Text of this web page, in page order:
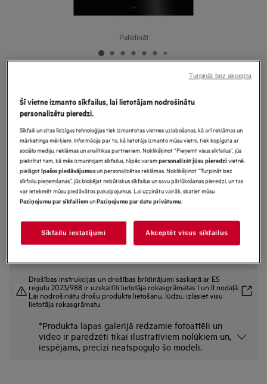
Palielināt
SurroundCook with SteamBake
5000.sērijas Iebūvējama
cepeškrāsns
Ražojuma informācijas lapa
Priekšrocības
5000.sērijas „SurroundCook®“ cepeškrāsns ar „SteamBake“ funkciju
optimālai gatavošanai.
Kontrolējiet un pielāgojiet cepeškrāsns funkcijas ar „EXPlore“ displeju.
Drošības instrukcijas un drošības brīdinājumi saskaņā ar ES
regulu 2023/988 ir uzskaitīti lietotāja rokasgrāmatas I un II nodaļā.
Lai nodrošinātu drošu produkta lietošanu, lūdzu, izlasiet visu
lietotāja rokasgrāmatu.
*Produkta lapas galerijā redzamie fotoattēli un
video ir paredzēti tikai ilustratīviem nolūkiem un,
iespējams, precīzi neatspoguļo šo modeli.
Šī vietne izmanto sīkfailus, lai lietotājam nodrošinātu
personalizētu pieredzi.
Sīkfaili un citas līdzīgas tehnoloģijas tiek izmantotas vietnes uzlabošanas, kā arī reklāmas un
mārketinga mērķiem. Informācija par to, kā lietotājs izmanto mūsu vietni, tiek kopīgota ar
sociālo mediju, reklāmas un analītikas partneriem. Noklikšķinot “Pieņemt visus sīkfailus”, jūs
piekrītat tam, kā mēs izmantojam sīkfailus, tāpēc varampersonalizēt jūsu pieredzivietnē,
pielāgotīpašos piedāvājumusun personalizētas reklāmas. Noklikšķinot “Turpināt bez
sīkfailu pieņemšanas”, jūs bloķējat nebūtiskus sīkfailus un savu pārlūkošanas pieredzi, un tas
var ietekmēt mūsu piedāvātos pakalpojumus. Lai uzzinātu vairāk, skatiet mūsu
Paziņojumu par sīkfailiemunPaziņojumu par datu privātumu.
Sīkfailu iestatījumi Akceptēt visus sīkfailus
Turpināt bez akcepta